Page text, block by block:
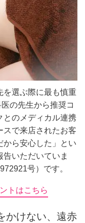
を選ぶ際に最も慎重
の先生から推奨コ
とのメディカル連携
スで来店されたお客
から安心した」とい
いただいていま
号）です。
トはこちら
かけない、遠赤